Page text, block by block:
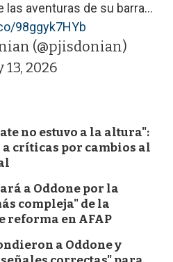
las aventuras de su barra…
98ggyk7HYb
(@pjisdonian)
13, 2026
no estuvo a la altura":
críticas por cambios al
a Oddone por la
compleja" de la
reforma en AFAP
a Oddone y